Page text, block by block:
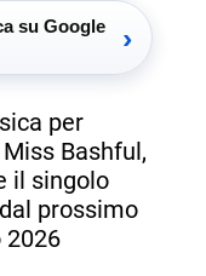
su Google
›
per
Bashful,
il singolo
prossimo
2026